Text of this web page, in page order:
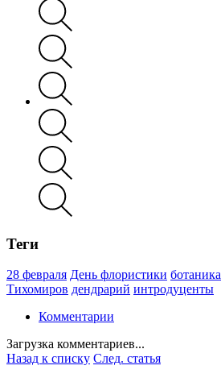
Теги
28 февраля День флористики ботаника
Тихомиров дендрарий интродуценты
Комментарии
Загрузка комментариев...
Назад к списку След. статья